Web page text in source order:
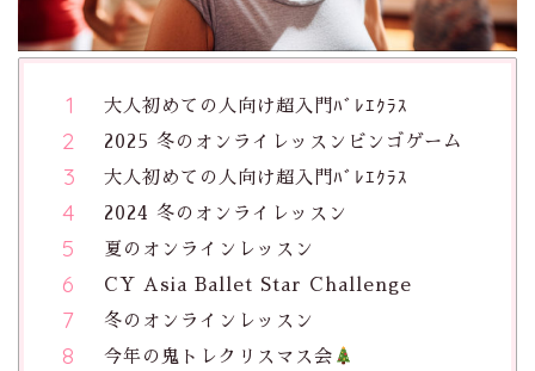
大人初めての人向け超入門ﾊﾞﾚｴｸﾗｽ
2025 冬のオンライレッスンビンゴゲーム
大人初めての人向け超入門ﾊﾞﾚｴｸﾗｽ
2024 冬のオンライレッスン
夏のオンラインレッスン
CY Asia Ballet Star Challenge
冬のオンラインレッスン
今年の鬼トレクリスマス会